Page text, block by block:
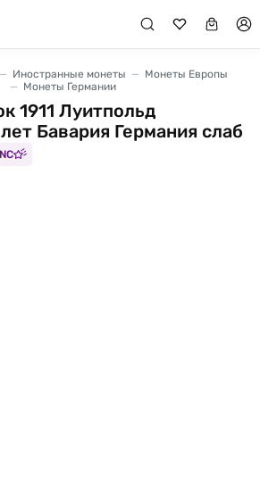
Иностранные монеты
Монеты Европы
Монеты Германии
1911 Луитпольд
Бавария Германия слаб